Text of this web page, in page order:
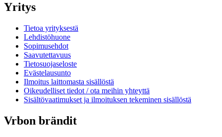
Yritys
Tietoa yrityksestä
Lehdistöhuone
Sopimusehdot
Saavutettavuus
Tietosuojaseloste
Evästelausunto
Ilmoitus laittomasta sisällöstä
Oikeudelliset tiedot / ota meihin yhteyttä
Sisältövaatimukset ja ilmoituksen tekeminen sisällöstä
Vrbon brändit